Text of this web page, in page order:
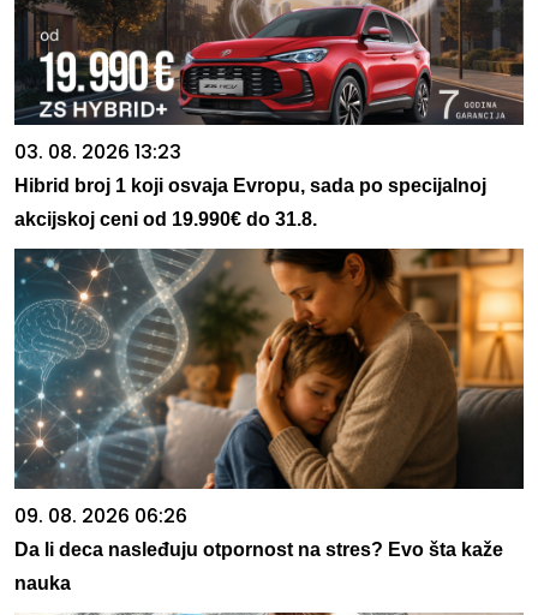
03. 08. 2026 13:23
Hibrid broj 1 koji osvaja Evropu, sada po specijalnoj
akcijskoj ceni od 19.990€ do 31.8.
09. 08. 2026 06:26
Da li deca nasleđuju otpornost na stres? Evo šta kaže
nauka